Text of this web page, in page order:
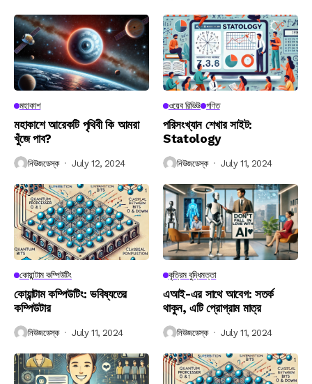
মহাকাশ
মহাকাশে আরেকটি পৃথিবী কি আমরা
খুঁজে পাব?
নিউজডেস্ক July 12, 2024
ওয়েব রিভিউ গণিত
পরিসংখ্যান শেখার সাইট:
Statology
নিউজডেস্ক July 11, 2024
কোয়ান্টাম কম্পিউটিং
কোয়ান্টাম কম্পিউটিং: ভবিষ্যতের
কম্পিউটার
নিউজডেস্ক July 11, 2024
কৃত্রিম বুদ্ধিমত্তা
এআই-এর সাথে আবেগ: সতর্ক
থাকুন, এটি প্রোগ্রাম মাত্র
নিউজডেস্ক July 11, 2024